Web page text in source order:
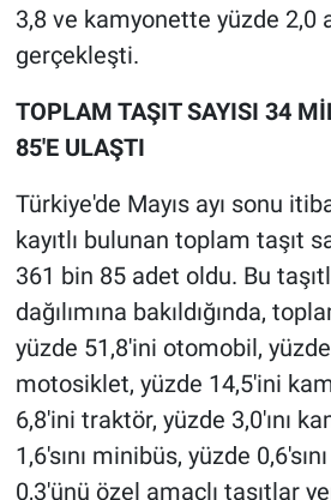
3,8 ve kamyonette yüzde 2,0
gerçekleşti.
TOPLAM TAŞIT SAYISI 34
85'E ULAŞTI
Türkiye'de Mayıs ayı sonu
kayıtlı bulunan toplam taşıt
361 bin 85 adet oldu. Bu
dağılımına bakıldığında,
yüzde 51,8'ini otomobil,
motosiklet, yüzde 14,5'ini
6,8'ini traktör, yüzde 3,0'ını
1,6'sını minibüs, yüzde
0,3'ünü özel amaçlı taşıtlar